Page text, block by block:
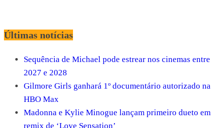
Últimas notícias
Sequência de Michael pode estrear nos cinemas entre
2027 e 2028
Gilmore Girls ganhará 1º documentário autorizado na
HBO Max
Madonna e Kylie Minogue lançam primeiro dueto em
remix de ‘Love Sensation’